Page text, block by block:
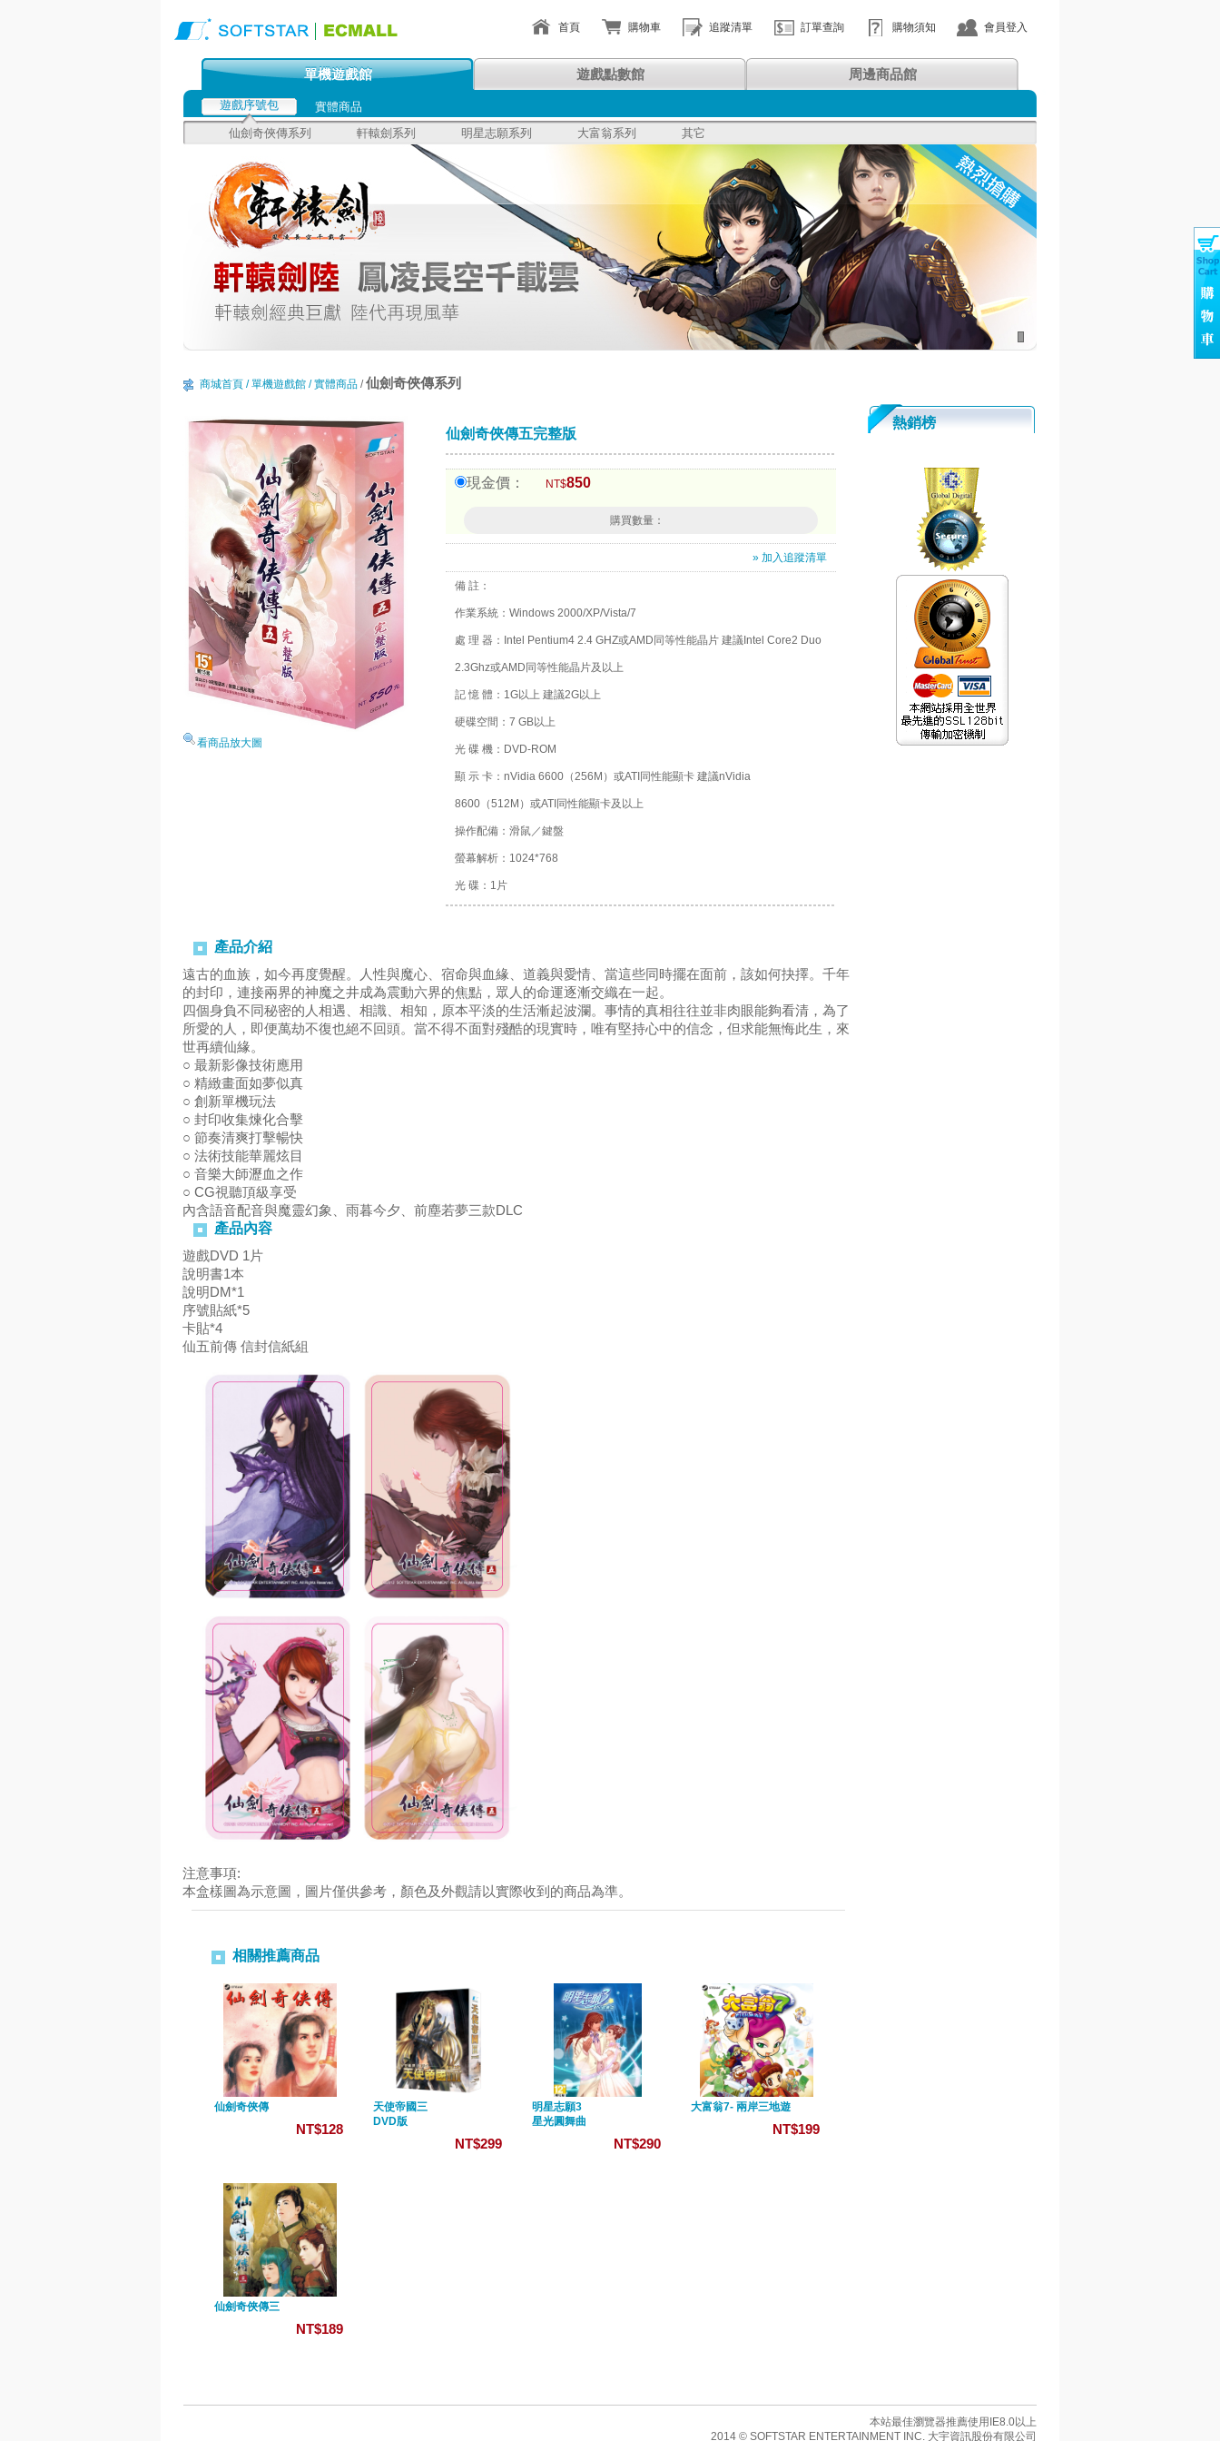
首頁 購物車 追蹤清單 訂單查詢 購物須知 會員登入
單機遊戲館
遊戲序號包
仙劍奇俠傳系列 軒轅劍系列 明星志願系列 大富翁系列 其它
實體商品
遊戲點數館 周邊商品館
商城首頁 / 單機遊戲館 / 實體商品 /仙劍奇俠傳系列
看商品放大圖
仙劍奇俠傳五完整版
現金價： NT$850
購買數量：
» 加入追蹤清單
備 註：
作業系統：Windows 2000/XP/Vista/7
處 理 器：Intel Pentium4 2.4 GHZ或AMD同等性能晶片 建議Intel Core2 Duo
2.3Ghz或AMD同等性能晶片及以上
記 憶 體：1G以上 建議2G以上
硬碟空間：7 GB以上
光 碟 機：DVD-ROM
顯 示 卡：nVidia 6600（256M）或ATI同性能顯卡 建議nVidia
8600（512M）或ATI同性能顯卡及以上
操作配備：滑鼠／鍵盤
螢幕解析：1024*768
光 碟：1片
產品介紹
遠古的血族，如今再度覺醒。人性與魔心、宿命與血緣、道義與愛情、當這些同時擺在面前，該如何抉擇。千年
的封印，連接兩界的神魔之井成為震動六界的焦點，眾人的命運逐漸交織在一起。
四個身負不同秘密的人相遇、相識、相知，原本平淡的生活漸起波瀾。事情的真相往往並非肉眼能夠看清，為了
所愛的人，即便萬劫不復也絕不回頭。當不得不面對殘酷的現實時，唯有堅持心中的信念，但求能無悔此生，來
世再續仙緣。
○ 最新影像技術應用
○ 精緻畫面如夢似真
○ 創新單機玩法
○ 封印收集煉化合擊
○ 節奏清爽打擊暢快
○ 法術技能華麗炫目
○ 音樂大師瀝血之作
○ CG視聽頂級享受
內含語音配音與魔靈幻象、雨暮今夕、前塵若夢三款DLC
產品內容
遊戲DVD 1片
說明書1本
說明DM*1
序號貼紙*5
卡貼*4
仙五前傳 信封信紙組
注意事項:
本盒樣圖為示意圖，圖片僅供參考，顏色及外觀請以實際收到的商品為準。
相關推薦商品
仙劍奇俠傳
NT$128
天使帝國三
DVD版
NT$299
明星志願3
星光圓舞曲
NT$290
大富翁7- 兩岸三地遊
NT$199
仙劍奇俠傳三
NT$189
熱銷榜
本站最佳瀏覽器推薦使用IE8.0以上
2014 © SOFTSTAR ENTERTAINMENT INC. 大宇資訊股份有限公司